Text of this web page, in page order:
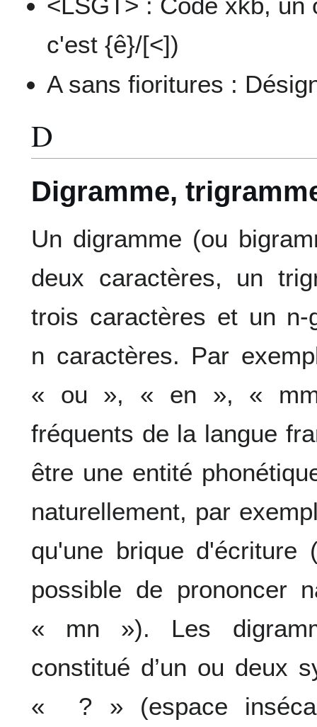
c'est {ê}/[<])
A sans fioritures :
D
Digramme,
Un digramme (ou
deux caractères, un
trois caractères et un n-
n caractères. Par
« ou », « en », « mm
fréquents de la langue
être une entité
naturellement, par
qu'une brique
possible de prononcer
« mn »). Les
constitué d’un ou deux
« ? » (espace